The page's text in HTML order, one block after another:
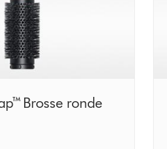
Brosse ronde